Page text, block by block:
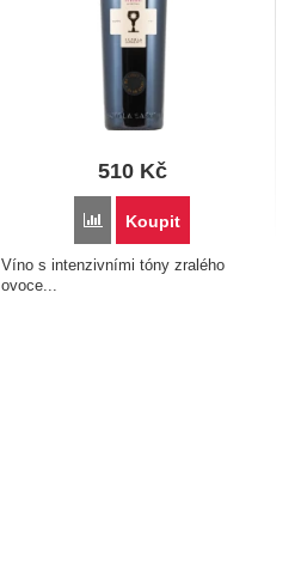
510 Kč
Porovnat
Koupit
Víno s intenzivními tóny zralého
ovoce...